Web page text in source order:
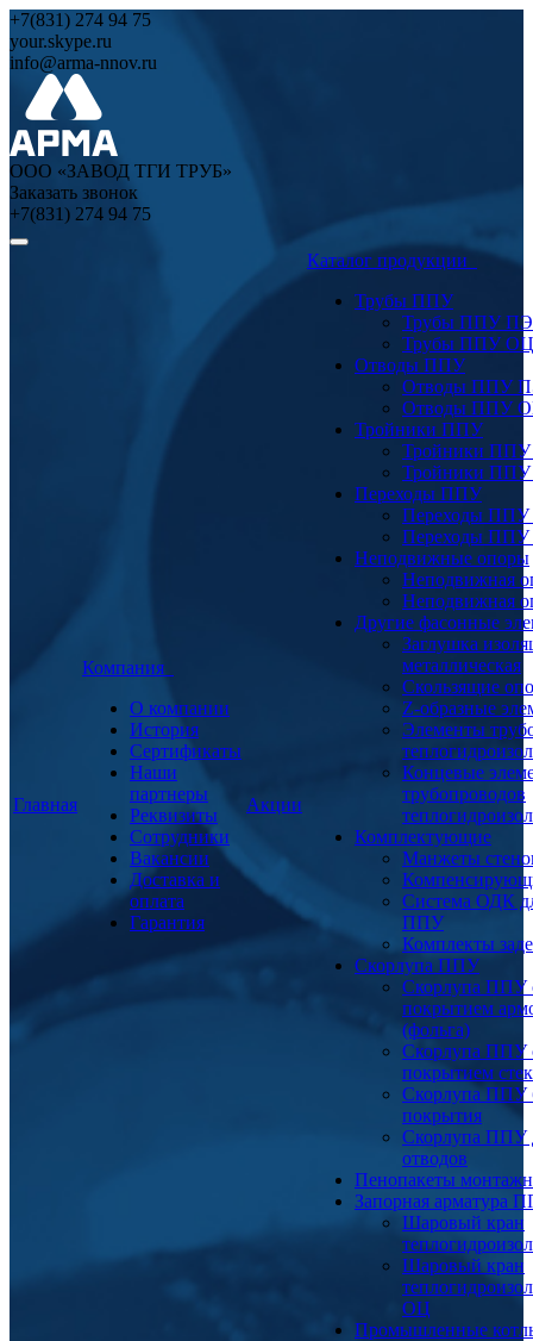
+7(831) 274 94 75
your.skype.ru
info@arma-nnov.ru
ООО «ЗАВОД ТГИ ТРУБ»
Заказать звонок
+7(831) 274 94 75
Главная
Компания
О компании
История
Сертификаты
Наши
партнеры
Реквизиты
Сотрудники
Вакансии
Доставка и
оплата
Гарантия
Акции
Каталог продукции
Трубы ППУ
Трубы ППУ ПЭ
Трубы ППУ ОЦ
Отводы ППУ
Отводы ППУ
Отводы ППУ
Тройники ППУ
Тройники
Тройники
Переходы ППУ
Переходы
Переходы
Неподвижные опоры
Неподвижная
Неподвижная
Другие фасонные
Заглушка
металлическая
Скользящие
Z-образные
Элементы
Концевые
трубопроводов
Комплектующие
Манжеты
Система ОДК
ППУ
Комплекты
Скорлупа ППУ
Скорлупа ППУ
покрытием
(фольга)
Скорлупа ППУ
покрытием
Скорлупа ППУ
покрытия
Скорлупа ППУ
отводов
Пенопакеты
Запорная арматура
Шаровый кран
Шаровый кран
ОЦ
Промышленные